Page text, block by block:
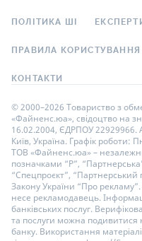
ПОЛІТИКА ШІ
ПРАВИЛА КОРИСТУВАННЯ
КОНТАКТИ
© 2000–2026 Товариство з
«Файненс.юа», свідоцтво на
16.02.2004, ЄДРПОУ 22929966.
Київ, Україна. Графік роботи:
ТОВ «Файненс.юа» –
позначками “Р”,
“Спецпроєкт”, “Партнерський
Закону України “Про рекламу”.
несе рекламодавець.
банківських послуг.
та послуги можна подивитися
банку. Використання